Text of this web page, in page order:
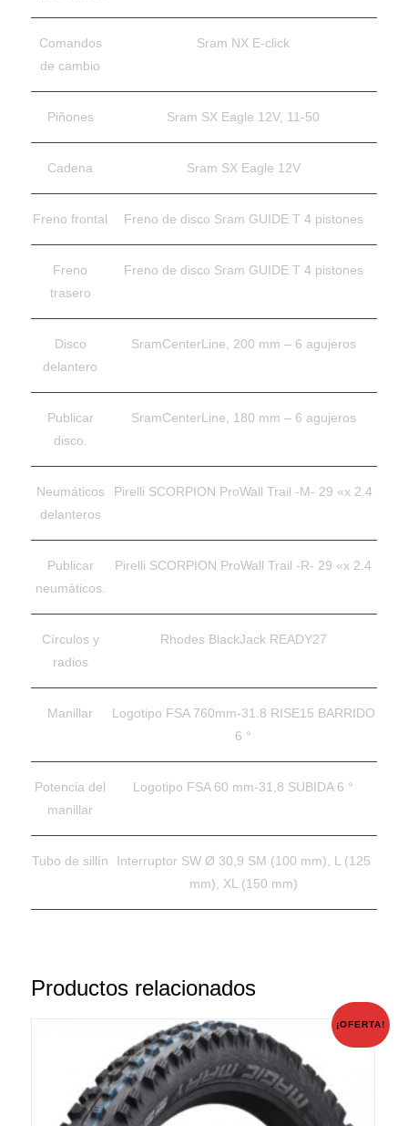
Comandos
de cambio
Sram NX E-click
Piñones Sram SX Eagle 12V, 11-50
Cadena Sram SX Eagle 12V
Freno frontal Freno de disco Sram GUIDE T 4 pistones
Freno
trasero
Freno de disco Sram GUIDE T 4 pistones
Disco
delantero
SramCenterLine, 200 mm – 6 agujeros
Publicar
disco.
SramCenterLine, 180 mm – 6 agujeros
Neumáticos
delanteros
Pirelli SCORPION ProWall Trail -M- 29 «x 2.4
Publicar
neumáticos.
Pirelli SCORPION ProWall Trail -R- 29 «x 2.4
Círculos y
radios
Rhodes BlackJack READY27
Manillar
Logotipo FSA 760mm-31.8 RISE15 BARRIDO
6 °
Potencia del
manillar
Logotipo FSA 60 mm-31,8 SUBIDA 6 °
Tubo de sillín
Interruptor SW Ø 30,9 SM (100 mm), L (125
mm), XL (150 mm)
Productos relacionados
¡OFERTA!